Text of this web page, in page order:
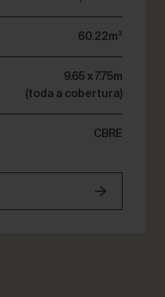
60.22m²
9.65 x 7.75m
(toda a cobertura)
CBRE